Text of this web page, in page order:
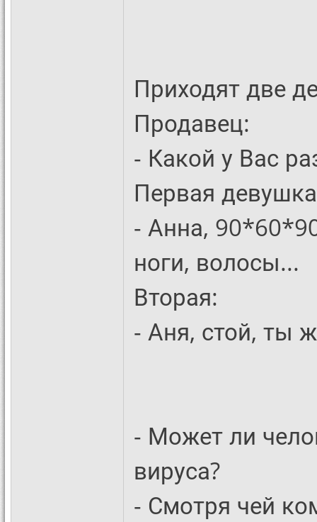
Приходят две
Продавец:
- Какой у Вас
Первая
- Анна,
ноги, волосы...
Вторая:
- Аня, стой, ты
- Может ли
вируса?
- Смотря чей